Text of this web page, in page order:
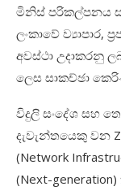
මිනිස් පරිකල්පනය
ලංකාවේ ව්යාපාර, ප්
අවස්ථා උදාකරනු
ලෙස සාකච්ඡා
විදුලි සංදේශ සහ
දැවැන්තයෙකු වන
(Network
(Next-generation)